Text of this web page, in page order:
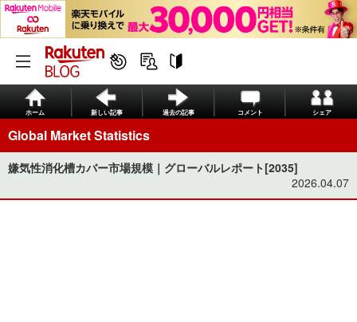
ホーム 新しい記事 過去の記事 コメント シェア
Global Market Statistics
嫌気性消化槽カバー市場規模｜グローバルレポート[2035]
2026.04.07